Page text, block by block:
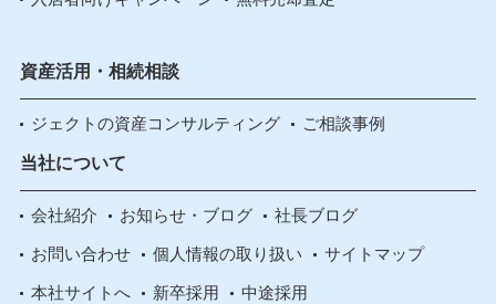
資産活用・相続相談
ジェクトの資産コンサルティング ご相談事例
当社について
会社紹介 お知らせ・ブログ 社長ブログ
お問い合わせ 個人情報の取り扱い サイトマップ
本社サイトへ 新卒採用 中途採用